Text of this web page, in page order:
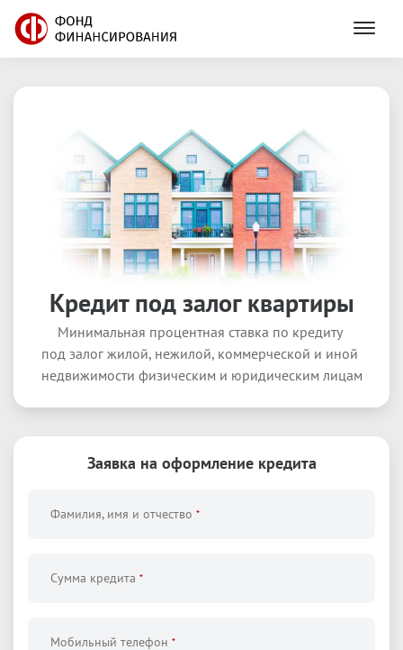
(800) 201 8011
Кредит под залог квартиры
Минимальная процентная ставка по кредиту
под залог жилой, нежилой, коммерческой и иной
недвижимости физическим и юридическим лицам
Заявка на оформление кредита
Фамилия, имя и отчество *
Сумма кредита *
Мобильный телефон *